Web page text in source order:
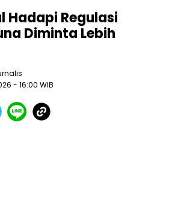
Hadapi Regulasi
Diminta Lebih
- 16:00 WIB